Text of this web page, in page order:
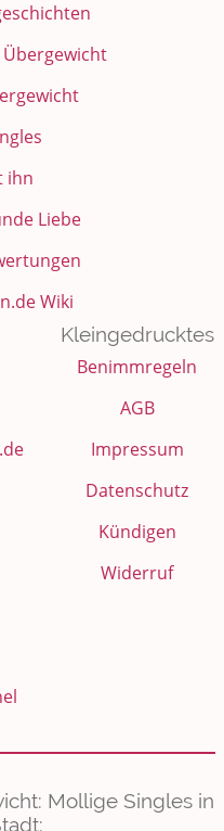
ihn
Liebe
Wiki
Kleingedrucktes
Benimmregeln
AGB
Impressum
Datenschutz
Kündigen
Widerruf
Mollige Singles in